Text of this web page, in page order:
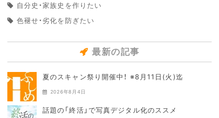
自分史・家族史を作りたい
色褪せ・劣化を防ぎたい
最新の記事
夏のスキャン祭り開催中！ ※8月11日(火)迄
2026年8月4日
話題の「終活」で写真デジタル化のススメ